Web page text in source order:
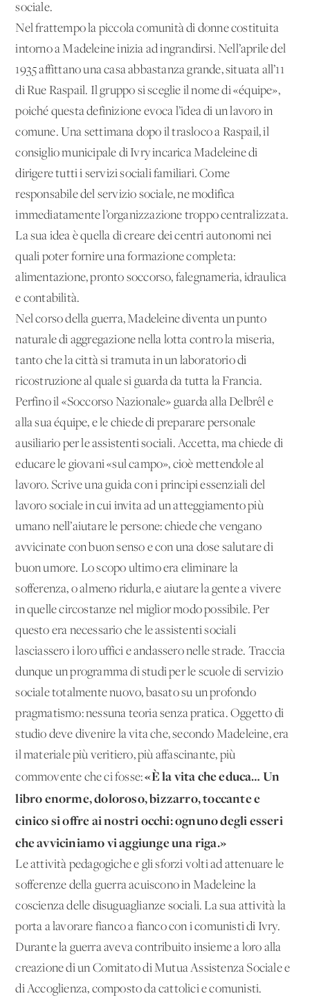
sociale.
Nel frattempo la piccola comunità di donne costituita
intorno a Madeleine inizia ad ingrandirsi. Nell’aprile del
1935 affittano una casa abbastanza grande, situata all’11
di Rue Raspail. Il gruppo si sceglie il nome di «équipe»,
poiché questa definizione evoca l’idea di un lavoro in
comune. Una settimana dopo il trasloco a Raspail, il
consiglio municipale di Ivry incarica Madeleine di
dirigere tutti i servizi sociali familiari. Come
responsabile del servizio sociale, ne modifica
immediatamente l’organizzazione troppo centralizzata.
La sua idea è quella di creare dei centri autonomi nei
quali poter fornire una formazione completa:
alimentazione, pronto soccorso, falegnameria, idraulica
e contabilità.
Nel corso della guerra, Madeleine diventa un punto
naturale di aggregazione nella lotta contro la miseria,
tanto che la città si tramuta in un laboratorio di
ricostruzione al quale si guarda da tutta la Francia.
Perfino il «Soccorso Nazionale» guarda alla Delbrêl e
alla sua équipe, e le chiede di preparare personale
ausiliario per le assistenti sociali. Accetta, ma chiede di
educare le giovani «sul campo», cioè mettendole al
lavoro. Scrive una guida con i principi essenziali del
lavoro sociale in cui invita ad un atteggiamento più
umano nell’aiutare le persone: chiede che vengano
avvicinate con buon senso e con una dose salutare di
buon umore. Lo scopo ultimo era eliminare la
sofferenza, o almeno ridurla, e aiutare la gente a vivere
in quelle circostanze nel miglior modo possibile. Per
questo era necessario che le assistenti sociali
lasciassero i loro uffici e andassero nelle strade. Traccia
dunque un programma di studi per le scuole di servizio
sociale totalmente nuovo, basato su un profondo
pragmatismo: nessuna teoria senza pratica. Oggetto di
studio deve divenire la vita che, secondo Madeleine, era
il materiale più veritiero, più affascinante, più
commovente che ci fosse:«È la vita che educa… Un
libro enorme, doloroso, bizzarro, toccante e
cinico si offre ai nostri occhi: ognuno degli esseri
che avviciniamo vi aggiunge una riga.»
Le attività pedagogiche e gli sforzi volti ad attenuare le
sofferenze della guerra acuiscono in Madeleine la
coscienza delle disuguaglianze sociali. La sua attività la
porta a lavorare fianco a fianco con i comunisti di Ivry.
Durante la guerra aveva contribuito insieme a loro alla
creazione di un Comitato di Mutua Assistenza Sociale e
di Accoglienza, composto da cattolici e comunisti.